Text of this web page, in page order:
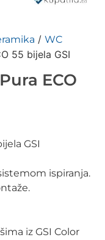
/ WC
55 bijela GSI
ECO
GSI
ispiranja.
iz GSI Color